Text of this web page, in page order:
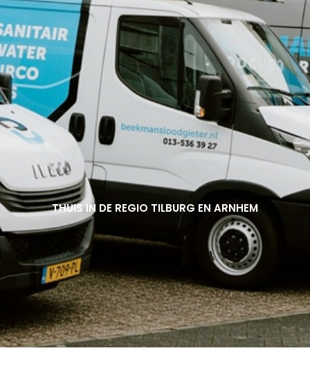
THUIS IN DE REGIO TILBURG EN ARNHEM
THUIS IN DE REGIO TILBURG EN ARNHEM
THUIS IN DE REGIO TILBURG EN ARNHEM